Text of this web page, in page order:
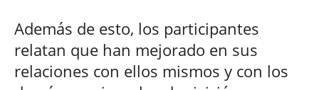
Además de esto, los participantes
relatan que han mejorado en sus
relaciones con ellos mismos y con los